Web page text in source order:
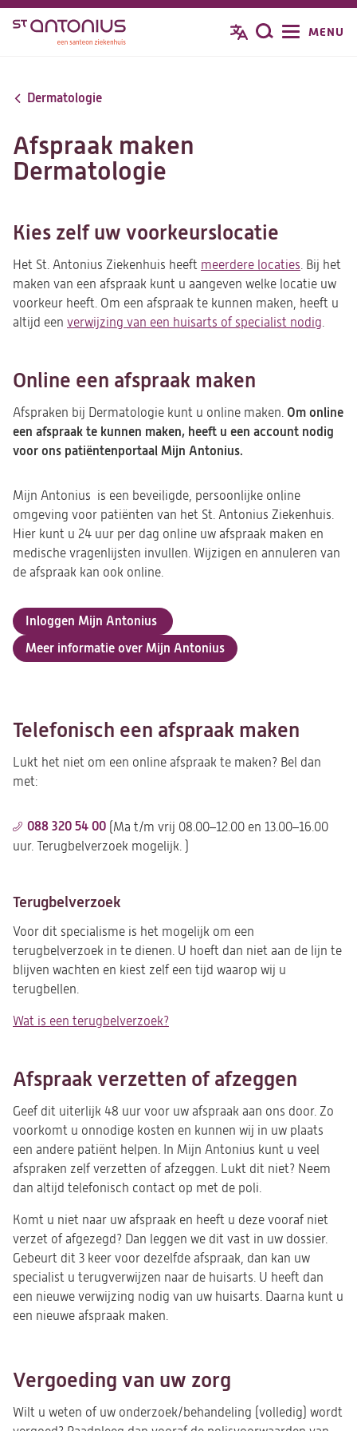
Overslaan
inhoud
Zoeken
MENU
Dermatologie
Afspraak maken
Dermatologie
Kies zelf uw voorkeurslocatie
Het St. Antonius Ziekenhuis heeft meerdere locaties. Bij het
maken van een afspraak kunt u aangeven welke locatie uw
voorkeur heeft. Om een afspraak te kunnen maken, heeft u
altijd een verwijzing van een huisarts of specialist nodig.
Online een afspraak maken
Afspraken bij Dermatologie kunt u online maken. Om online
een afspraak te kunnen maken, heeft u een account nodig
voor ons patiëntenportaal Mijn Antonius.
Mijn Antonius is een beveiligde, persoonlijke online
omgeving voor patiënten van het St. Antonius Ziekenhuis.
Hier kunt u 24 uur per dag online uw afspraak maken en
medische vragenlijsten invullen. Wijzigen en annuleren van
de afspraak kan ook online.
Inloggen Mijn Antonius
Meer informatie over Mijn Antonius
Telefonisch een afspraak maken
Lukt het niet om een online afspraak te maken? Bel dan
met:
088 320 54 00 (Ma t/m vrij 08.00–12.00 en 13.00–16.00
uur. Terugbelverzoek mogelijk. )
Terugbelverzoek
Voor dit specialisme is het mogelijk om een
terugbelverzoek in te dienen. U hoeft dan niet aan de lijn te
blijven wachten en kiest zelf een tijd waarop wij u
terugbellen.
Wat is een terugbelverzoek?
Afspraak verzetten of afzeggen
Geef dit uiterlijk 48 uur voor uw afspraak aan ons door. Zo
voorkomt u onnodige kosten en kunnen wij in uw plaats
een andere patiënt helpen. In Mijn Antonius kunt u veel
afspraken zelf verzetten of afzeggen. Lukt dit niet? Neem
dan altijd telefonisch contact op met de poli.
Komt u niet naar uw afspraak en heeft u deze vooraf niet
verzet of afgezegd? Dan leggen we dit vast in uw dossier.
Gebeurt dit 3 keer voor dezelfde afspraak, dan kan uw
specialist u terugverwijzen naar de huisarts. U heeft dan
een nieuwe verwijzing nodig van uw huisarts. Daarna kunt u
een nieuwe afspraak maken.
Vergoeding van uw zorg
Wilt u weten of uw onderzoek/behandeling (volledig) wordt